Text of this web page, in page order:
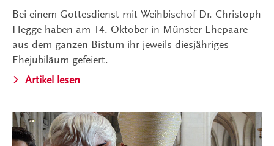
Bei einem Gottesdienst mit Weihbischof Dr. Christoph
Hegge haben am 14. Oktober in Münster Ehepaare
aus dem ganzen Bistum ihr jeweils diesjähriges
Ehejubiläum gefeiert.
Artikel lesen